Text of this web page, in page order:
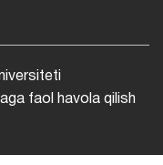
faol havola qilish